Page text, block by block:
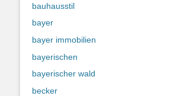
bauhausstil
bayer
bayer immobilien
bayerischen
bayerischer wald
becker